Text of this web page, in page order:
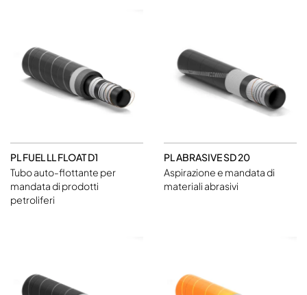
PL FUEL LL FLOAT D1
Tubo auto-flottante per
mandata di prodotti
petroliferi
PL ABRASIVE SD 20
Aspirazione e mandata di
materiali abrasivi